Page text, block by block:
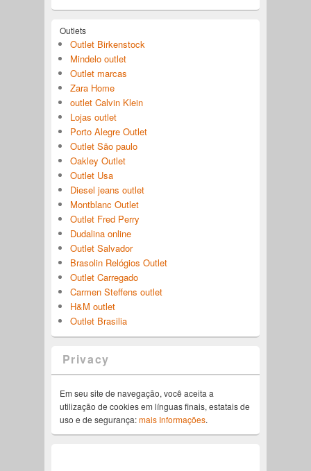
Outlets
Outlet Birkenstock
Mindelo outlet
Outlet marcas
Zara Home
outlet Calvin Klein
Lojas outlet
Porto Alegre Outlet
Outlet São paulo
Oakley Outlet
Outlet Usa
Diesel jeans outlet
Montblanc Outlet
Outlet Fred Perry
Dudalina online
Outlet Salvador
Brasolin Relógios Outlet
Outlet Carregado
Carmen Steffens outlet
H&M outlet
Outlet Brasilia
Privacy
Em seu site de navegação, você aceita a
utilização de cookies em línguas finais, estatais de
uso e de segurança:mais Informações.